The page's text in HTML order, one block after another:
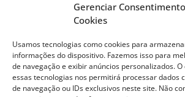
Gerenciar
Cookies
Usamos tecnologias como cookies para
informações do dispositivo. Fazemos isso para
de navegação e exibir anúncios personalizados.
essas tecnologias nos permitirá processar dados
de navegação ou IDs exclusivos neste site. Não
Mídia Kit